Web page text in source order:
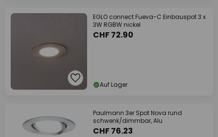
EGLO connect Fueva-C Einbauspot 3 x
3W RGBW nickel
CHF 72.90
Auf Lager
Paulmann 3er Spot Nova rund
schwenk/dimmbar, Alu
CHF 76.23